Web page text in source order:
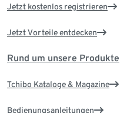
Jetzt kostenlos registrieren
Jetzt Vorteile entdecken
Rund um unsere Produkte
Tchibo Kataloge & Magazine
Bedienungsanleitungen